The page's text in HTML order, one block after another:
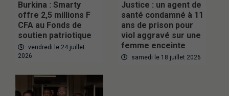
Burkina : Smarty
offre 2,5 millions F
CFA au Fonds de
soutien patriotique
vendredi le 24 juillet
2026
Justice : un agent de
santé condamné à 11
ans de prison pour
viol aggravé sur une
femme enceinte
samedi le 18 juillet 2026